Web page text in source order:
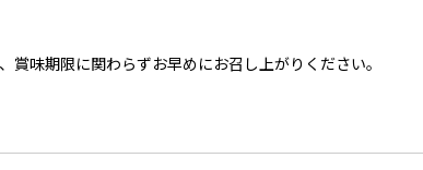
賞味期限に関わらずお早めにお召し上がりください。